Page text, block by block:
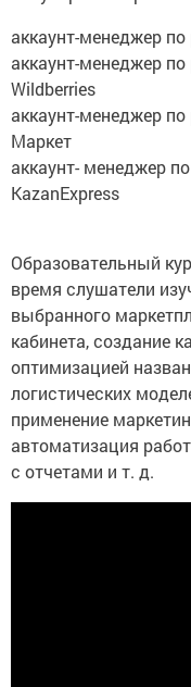
аккаунт-менеджер
аккаунт-менеджер
Wildberries
аккаунт-менеджер
Маркет
аккаунт- менеджер
KazanExpress
Образовательный
время слушатели
выбранного
кабинета, создание
оптимизацией
логистических
применение
автоматизация
с отчетами и т. д.